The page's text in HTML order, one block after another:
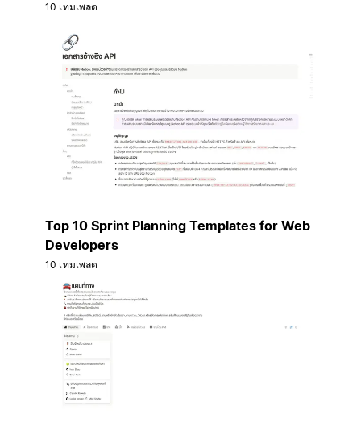
10 เทมเพลต
Top 10 Sprint Planning Templates for Web
Developers
10 เทมเพลต